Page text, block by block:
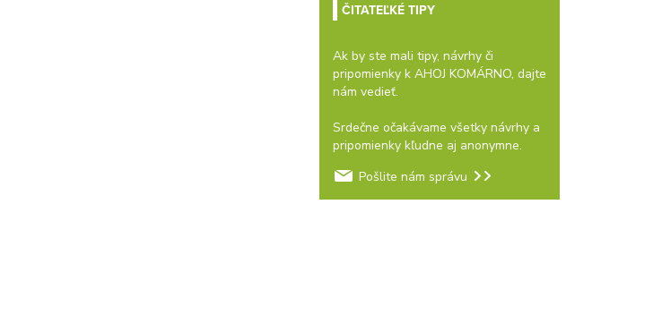
ČITATEĽKÉ TIPY
Ak by ste mali tipy, návrhy či
pripomienky k AHOJ KOMÁRNO, dajte
nám vedieť.
Srdečne očakávame všetky návrhy a
pripomienky kľudne aj anonymne.
Pošlite nám správu